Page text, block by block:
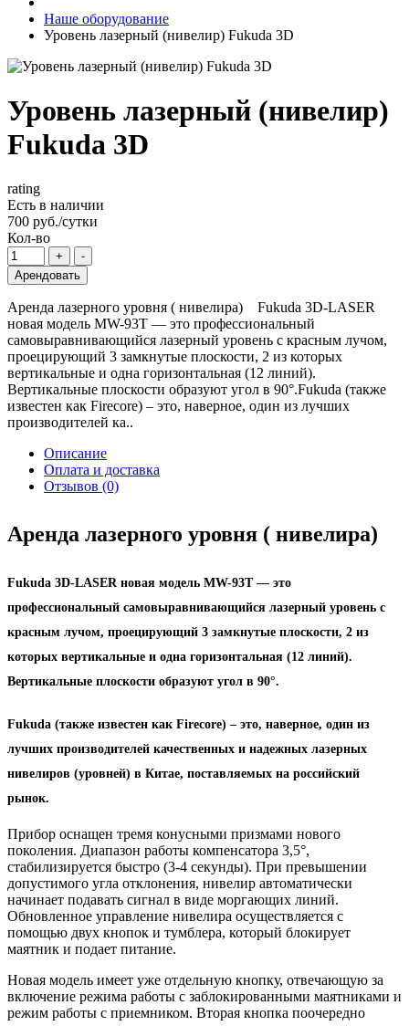
Наше оборудование
Уровень лазерный (нивелир) Fukuda 3D
Уровень лазерный (нивелир)
Fukuda 3D
rating
Есть в наличии
700 руб./сутки
Кол-во
Арендовать
Аренда лазерного уровня ( нивелира) Fukuda 3D-LASER
новая модель MW-93T — это профессиональный
самовыравнивающийся лазерный уровень с красным лучом,
проецирующий 3 замкнутые плоскости, 2 из которых
вертикальные и одна горизонтальная (12 линий).
Вертикальные плоскости образуют угол в 90°.Fukuda (также
известен как Firecore) – это, наверное, один из лучших
производителей ка..
Описание
Оплата и доставка
Отзывов (0)
Аренда лазерного уровня ( нивелира)
Fukuda 3D-LASERновая модель MW-93T — это
профессиональный самовыравнивающийся лазерный уровень с
красным лучом, проецирующий 3 замкнутые плоскости, 2 из
которых вертикальные и одна горизонтальная (12 линий).
Вертикальные плоскости образуют угол в 90°.
Fukuda (также известен как Firecore) – это, наверное, один из
лучших производителей качественных и надежных лазерных
нивелиров (уровней) в Китае, поставляемых на российский
рынок.
Прибор оснащен тремя конусными призмами нового
поколения. Диапазон работы компенсатора 3,5°,
стабилизируется быстро (3-4 секунды). При превышении
допустимого угла отклонения, нивелир автоматически
начинает подавать сигнал в виде моргающих линий.
Обновленное управление нивелира осуществляется с
помощью двух кнопок и тумблера, который блокирует
маятник и подает питание.
Новая модель имеет уже отдельную кнопку, отвечающую за
включение режима работы с заблокированными маятниками и
режим работы с приемником. Вторая кнопка поочередно